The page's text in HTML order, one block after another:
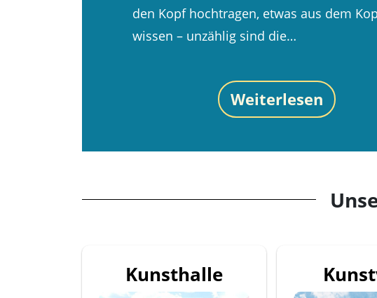
den Kopf hochtragen, etwas aus dem
wissen – unzählig sind die…
Weiterlesen
Kunsthalle